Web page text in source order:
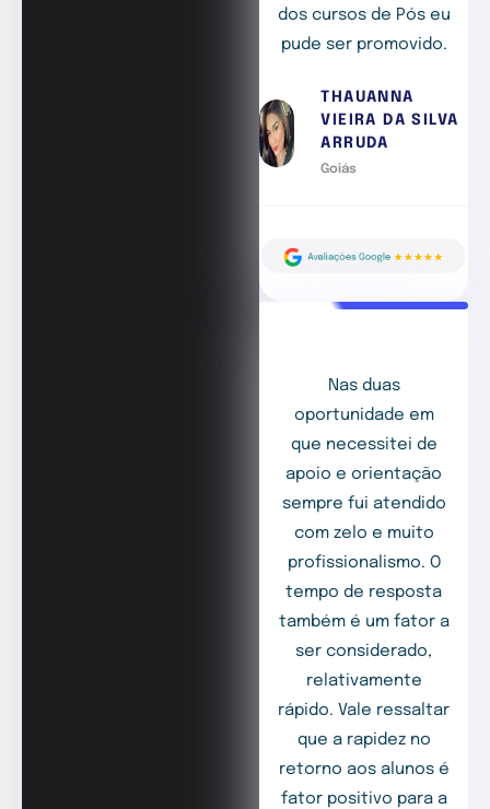
dos cursos de Pós eu
pude ser promovido.
THAUANNA
VIEIRA DA SILVA
ARRUDA
Goiás
Nas duas
oportunidade em
que necessitei de
apoio e orientação
sempre fui atendido
com zelo e muito
profissionalismo. O
tempo de resposta
também é um fator a
ser considerado,
relativamente
rápido. Vale ressaltar
que a rapidez no
retorno aos alunos é
fator positivo para a